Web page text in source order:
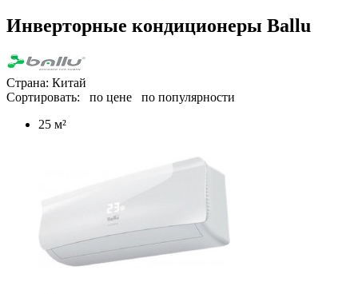
Инверторные кондиционеры Ballu
Страна: Китай
Сортировать: по цене
по популярности
25 м²